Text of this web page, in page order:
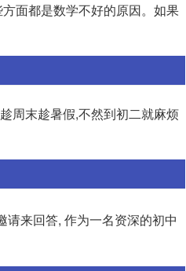
面都是数学不好的原因。如果
周末趁暑假,不然到初二就麻烦
请来回答, 作为一名资深的初中